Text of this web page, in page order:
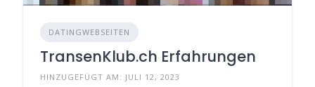
DATINGWEBSEITEN
TransenKlub.ch Erfahrungen
HINZUGEFÜGT AM: JULI 12, 2023